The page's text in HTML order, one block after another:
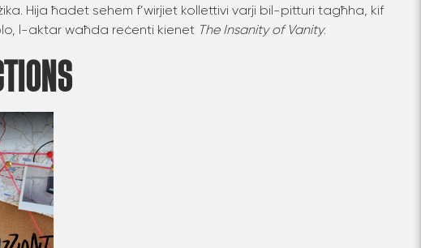
Hija ħadet sehem f’wirjiet kollettivi varji bil-pitturi tagħha, kif
l-aktar waħda reċenti kienet The Insanity of Vanity.